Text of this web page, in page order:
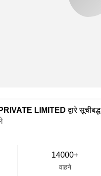
LIMITED द्वारे सूचीबद्ध
14000+
वाहने